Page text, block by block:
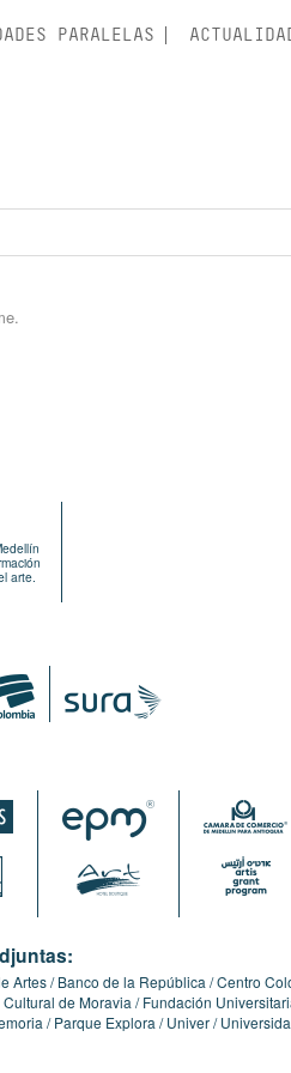
PARALELAS
arte.
Artes Banco de la República Centro
de Moravia
Fundación
Parque Explora Univer